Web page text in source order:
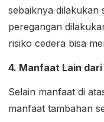
sebaiknya dilakukan
peregangan
risiko cedera bisa
4. Manfaat Lain dari
Selain manfaat di
manfaat tambahan